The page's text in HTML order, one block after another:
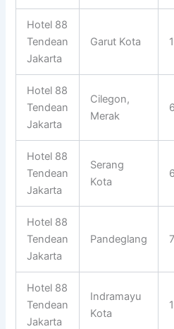
Hotel 88
Tendean
Jakarta
Garut Kota
Hotel 88
Tendean
Jakarta
Cilegon,
Merak
Hotel 88
Tendean
Jakarta
Serang
Kota
Hotel 88
Tendean
Jakarta
Pandeglang
Hotel 88
Tendean
Jakarta
Indramayu
Kota